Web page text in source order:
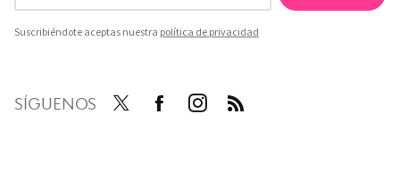
Suscribiéndote aceptas nuestra política de privacidad
SÍGUENOS